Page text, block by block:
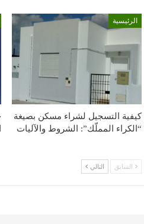
الرئيسية
كيفية التسجيل لشراء مسكن بصيغة
“الكراء المملّك”: الشروط والآليات
السابق التالي